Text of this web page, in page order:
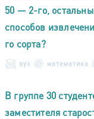
50 — 2-го,
способов
го сорта?
вуз математика
В группе 30
заместителя